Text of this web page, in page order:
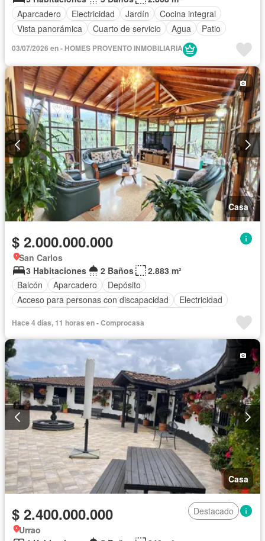
Aparcadero
Electricidad Jardín
Cocina integral
Vista panorámica
Cuarto de servicio Agua Patio
03/07/2026 en - HOMES PROVENTO INMOBILIARIA
Casa
$ 2.000.000.000
San Carlos
3 Habitaciones
2 Baños
2.883 m²
Balcón
Aparcadero
Depósito
Acceso para personas con discapacidad
Electricidad
Vista panorámica
Agua
Hace 4 días, 11 horas en - Comprocasa
Casa
$ 2.400.000.000
Destacado
Urrao